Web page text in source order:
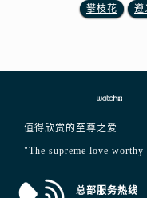
攀枝花 遵
值得欣赏的至尊之爱
"The supreme love worthy
总部服务热线